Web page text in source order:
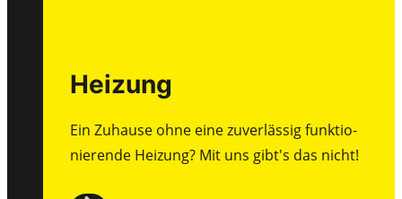
Heizung
Ein Zuhause ohne eine zuverlässig funktio­
nierende Heizung? Mit uns gibt's das nicht!